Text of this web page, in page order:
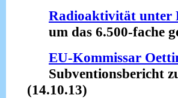
Radioaktivität unter
um das 6.500-fache
EU-Kommissar
Subventionsbericht
(14.10.13)